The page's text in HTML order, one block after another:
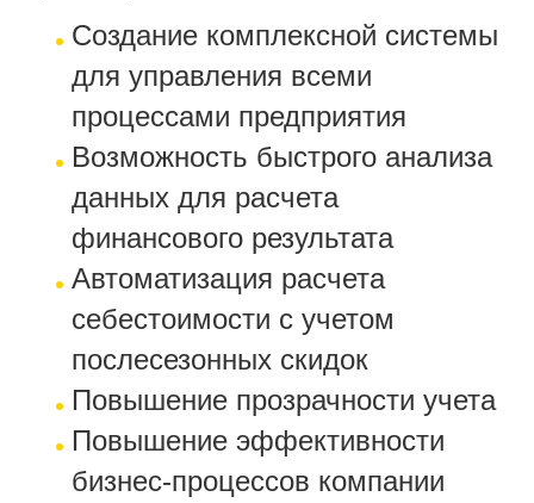
Создание комплексной системы
для управления всеми
процессами предприятия
Возможность быстрого анализа
данных для расчета
финансового результата
Автоматизация расчета
себестоимости с учетом
послесезонных скидок
Повышение прозрачности учета
Повышение эффективности
бизнес-процессов компании